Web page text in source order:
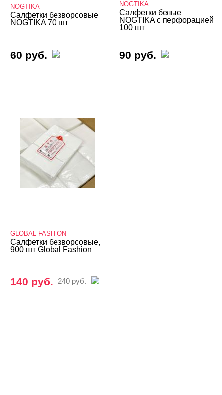
NOGTIKA
Салфетки безворсовые
NOGTIKA 70 шт
60 руб.
NOGTIKA
Салфетки белые
NOGTIKA с перфорацией
100 шт
90 руб.
GLOBAL FASHION
Салфетки безворсовые,
900 шт Global Fashion
140 руб. 240 руб.